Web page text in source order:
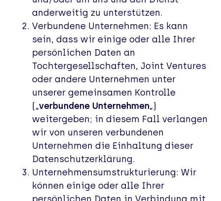
anderweitig zu unterstützen.
Verbundene Unternehmen: Es kann
sein, dass wir einige oder alle Ihrer
persönlichen Daten an
Tochtergesellschaften, Joint Ventures
oder andere Unternehmen unter
unserer gemeinsamen Kontrolle
(„verbundene Unternehmen„)
weitergeben; in diesem Fall verlangen
wir von unseren verbundenen
Unternehmen die Einhaltung dieser
Datenschutzerklärung.
Unternehmensumstrukturierung: Wir
können einige oder alle Ihrer